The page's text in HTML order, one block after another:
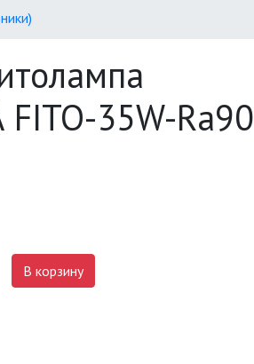
35W-Ra90
В корзину